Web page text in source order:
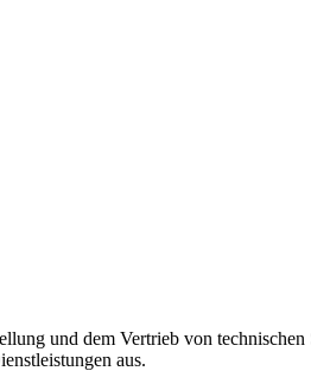
und dem Vertrieb von
aus.